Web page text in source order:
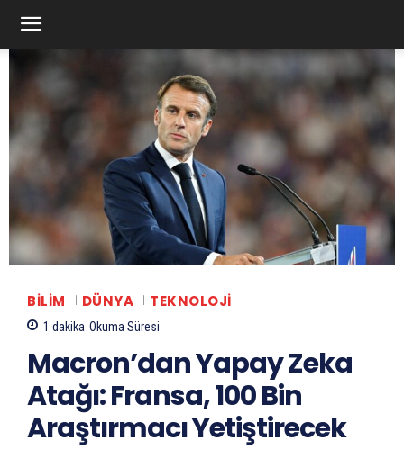
BILIM DÜNYA TEKNOLOJI
1 dakika Okuma Süresi
Macron’dan Yapay Zeka
Atağı: Fransa, 100 Bin
Araştırmacı Yetiştirecek